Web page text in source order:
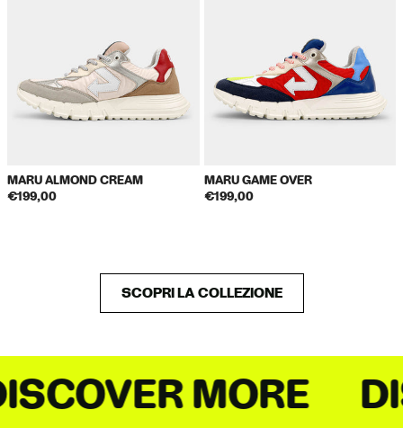
MARU ALMOND CREAM
€199,00
MARU GAME OVER
€199,00
SCOPRI LA COLLEZIONE
MORE